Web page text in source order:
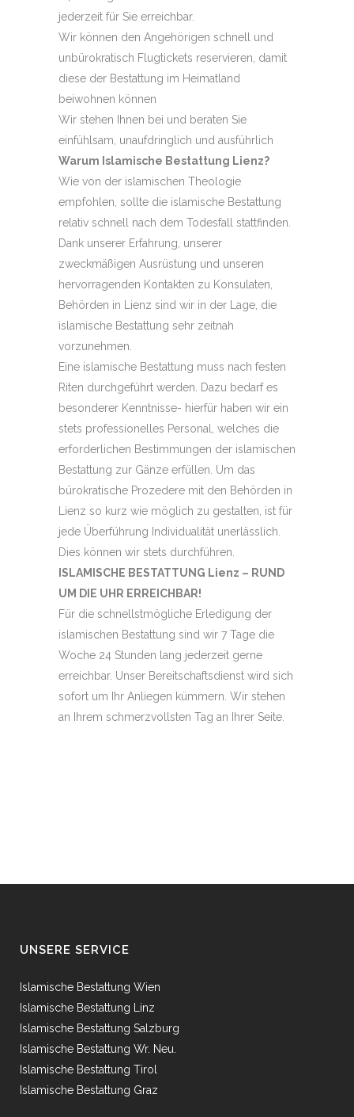
jederzeit für Sie erreichbar.
Wir können den Angehörigen schnell und
unbürokratisch Flugtickets reservieren, damit
diese der Bestattung im Heimatland
beiwohnen können
Wir stehen Ihnen bei und beraten Sie
einfühlsam, unaufdringlich und ausführlich
Warum Islamische Bestattung Lienz?
Wie von der islamischen Theologie
empfohlen, sollte die islamische Bestattung
relativ schnell nach dem Todesfall stattfinden.
Dank unserer Erfahrung, unserer
zweckmäßigen Ausrüstung und unseren
hervorragenden Kontakten zu Konsulaten,
Behörden in Lienz sind wir in der Lage, die
islamische Bestattung sehr zeitnah
vorzunehmen.
Eine islamische Bestattung muss nach festen
Riten durchgeführt werden. Dazu bedarf es
besonderer Kenntnisse- hierfür haben wir ein
stets professionelles Personal, welches die
erforderlichen Bestimmungen der islamischen
Bestattung zur Gänze erfüllen. Um das
bürokratische Prozedere mit den Behörden in
Lienz so kurz wie möglich zu gestalten, ist für
jede Überführung Individualität unerlässlich.
Dies können wir stets durchführen.
ISLAMISCHE BESTATTUNG Lienz – RUND
UM DIE UHR ERREICHBAR!
Für die schnellstmögliche Erledigung der
islamischen Bestattung sind wir 7 Tage die
Woche 24 Stunden lang jederzeit gerne
erreichbar. Unser Bereitschaftsdienst wird sich
sofort um Ihr Anliegen kümmern. Wir stehen
an Ihrem schmerzvollsten Tag an Ihrer Seite.
UNSERE SERVICE
Islamische Bestattung Wien
Islamische Bestattung Linz
Islamische Bestattung Salzburg
Islamische Bestattung Wr. Neu.
Islamische Bestattung Tirol
Islamische Bestattung Graz